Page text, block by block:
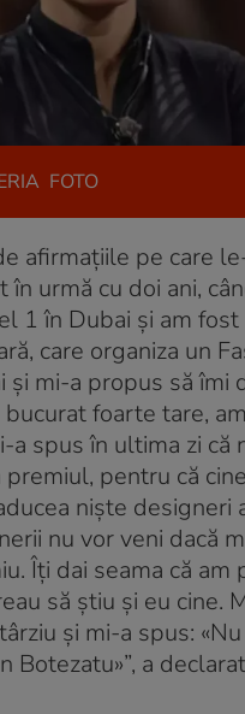
FOTO
afirmațiile pe care
în urmă cu doi ani,
1 în Dubai și am fost
care organiza un
și mi-a propus să îmi
foarte tare,
a spus în ultima zi că
premiul, pentru că
niște designeri
nu vor veni dacă
Îți dai seama că am
să știu și eu cine.
și mi-a spus:
Botezatu»”, a